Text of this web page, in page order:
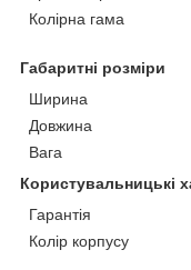
Колірна гама
Габаритні розміри
Ширина
Довжина
Вага
Користувальницькі
Гарантія
Колір корпусу